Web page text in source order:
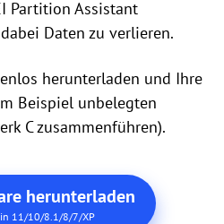
Partition Assistant
Daten zu verlieren.
herunterladen und Ihre
Beispiel unbelegten
C zusammenführen).
herunterladen
11/10/8.1/8/7/XP